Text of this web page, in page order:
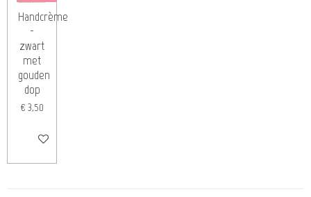
Handcrème
-
zwart
met
gouden
dop
€ 3,50
Bekijk details